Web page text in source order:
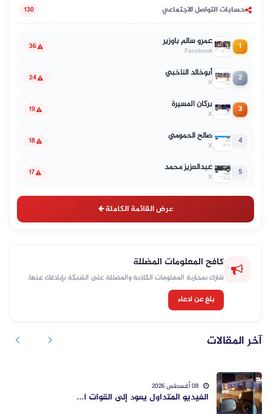
حسابات التواصل الاجتماعي 130
1 عمرو سالم باوزير
Facebook
36
2 أبوخالد الناخبي
X
24
3 بركان المسيرة
X
19
4 صالح الحمومي
X
18
5 عبدالعزيز محمد
X
17
عرض القائمة الكاملة
كافح المعلومات المضللة
شارك بمحاربة المعلومات الكاذبة والمضللة على الشبكة بإبلاغك عنها.
بلغ عن ادعاء
آخر المقالات
الفيديو المتداول يعود إلى القوات ا...